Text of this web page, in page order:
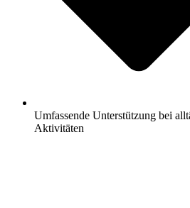
Umfassende Unterstützung bei
Aktivitäten